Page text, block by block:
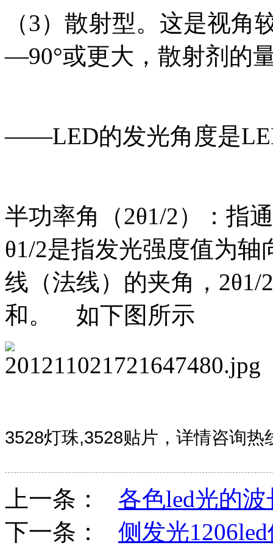
（3）散射型。这是视角
—90°或更大，散射剂的
——LED的发光角度是
半功率角（2θ1/2）：指
θ1/2是指发光强度值为
线（法线）的夹角，
和。 如下图所示
3528灯珠,3528贴片 ，详情咨询
上一条： 各色led光的
下一条： 侧发光